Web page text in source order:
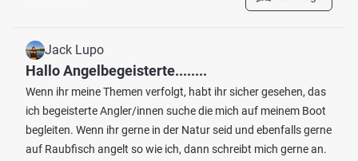
Jack Lupo
Hallo Angelbegeisterte........
Wenn ihr meine Themen verfolgt, habt ihr sicher gesehen, das
ich begeisterte Angler/innen suche die mich auf meinem Boot
begleiten. Wenn ihr gerne in der Natur seid und ebenfalls gerne
auf Raubfisch angelt so wie ich, dann schreibt mich gerne an.